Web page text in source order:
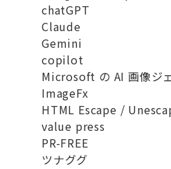
chatGPT
Claude
Gemini
copilot
Microsoft の AI 画像ジ
ImageFx
HTML Escape /
value press
PR-FREE
ツナググ